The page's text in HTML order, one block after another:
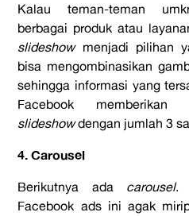
Kalau teman-teman
berbagai produk atau
slideshowmenjadi pilihan
bisa mengombinasikan
sehingga informasi yang
Facebook memberikan
slideshowdengan jumlah 3
4. Carousel
Berikutnya ada carousel.
Facebook ads ini agak